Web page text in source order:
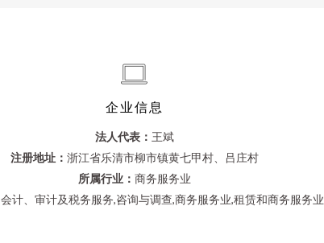
企业信息
法人代表： 王斌
注册地址： 浙江省乐清市柳市镇黄七甲村、吕庄村
所属行业： 商务服务业
会计、审计及税务服务,咨询与调查,商务服务业,租赁和商务服务业